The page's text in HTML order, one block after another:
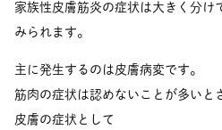
家族性皮膚筋炎の症状は大きく分け
みられます。
主に発生するのは皮膚病変です。
筋肉の症状は認めないことが多いと
皮膚の症状として